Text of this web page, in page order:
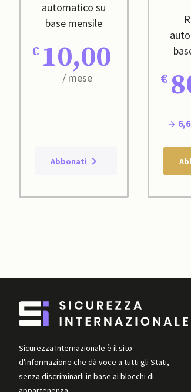
automatico su
base mensile
10,00
/ mese
Abbonati
Sicurezza Internazionale è il sito
d'informazione che dà voce a tutti gli Stati,
senza discriminarli in base ai blocchi di